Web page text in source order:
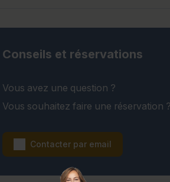
Conseils et réservations
Vous avez une question ?
Vous souhaitez faire une réservation ?
Contacter par email